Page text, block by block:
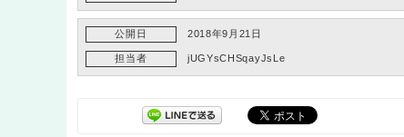
公開日 2018年9月21日
担当者 jUGYsCHSqayJsLe